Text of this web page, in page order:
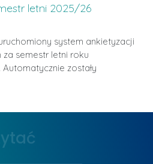
letni 2025/26
system ankietyzacji
semestr letni roku
zostały